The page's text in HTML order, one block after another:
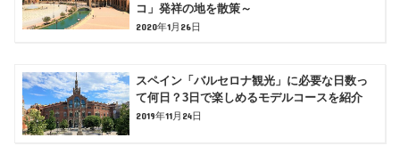
コ」発祥の地を散策～
2020年1月26日
スペイン「バルセロナ観光」に必要な日数っ
て何日？3日で楽しめるモデルコースを紹介
2019年11月24日